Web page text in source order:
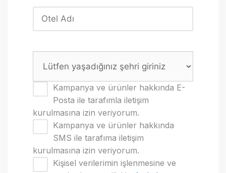
Kampanya ve ürünler hakkında E-
Posta ile tarafımla iletişim
kurulmasına izin veriyorum.
Kampanya ve ürünler hakkında
SMS ile tarafıma iletişim
kurulmasına izin veriyorum.
Kişisel verilerimin işlenmesine ve